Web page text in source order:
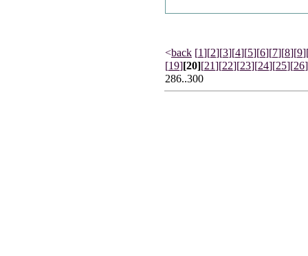
<back [1][2][3][4][5][6][7][8][9]
[19][20][21][22][23][24][25][26]
286..300